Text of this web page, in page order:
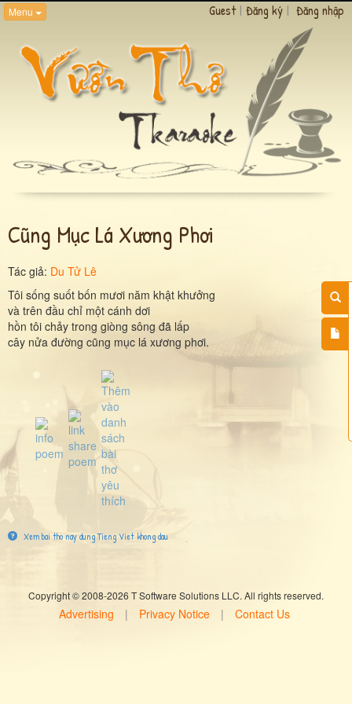
Menu Guest | Đăng ký | Đăng nhập
Cũng Mục Lá Xương Phơi
Tác giả: Du Tử Lê
Tôi sống suốt bốn mươi năm khật khưởng
và trên đầu chỉ một cánh dơi
hồn tôi chảy trong giòng sông đã lấp
cây nửa đường cũng mục lá xương phơi.
Xem bai tho nay dung Tieng Viet khong dau
Copyright © 2008-2026 T Software Solutions LLC. All rights reserved.
Advertising | Privacy Notice | Contact Us